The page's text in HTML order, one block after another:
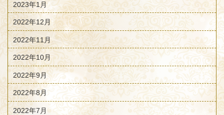
2023年1月
2022年12月
2022年11月
2022年10月
2022年9月
2022年8月
2022年7月